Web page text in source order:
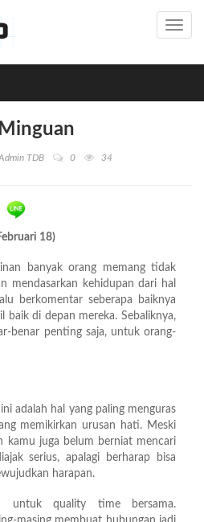
TDB 0 34
18)
banyak orang memang tidak
mendasarkan kehidupan dari hal
berkomentar seberapa baiknya
baik di depan mereka. Sebaliknya,
benar penting saja, untuk orang-
adalah hal yang paling menguras
memikirkan urusan hati. Meski
kamu juga belum berniat mencari
serius, apalagi berharap bisa
harapan.
untuk quality time bersama.